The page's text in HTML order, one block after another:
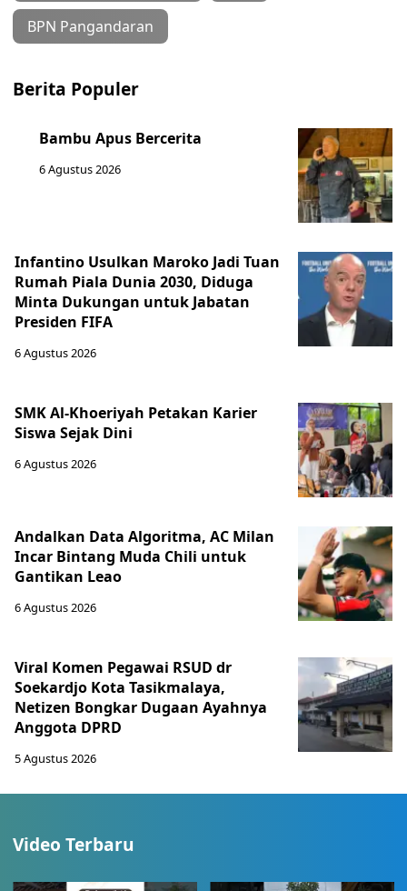
BPN Pangandaran
Berita Populer
Bambu Apus Bercerita
6 Agustus 2026
Infantino Usulkan Maroko Jadi Tuan
Rumah Piala Dunia 2030, Diduga
Minta Dukungan untuk Jabatan
Presiden FIFA
6 Agustus 2026
SMK Al-Khoeriyah Petakan Karier
Siswa Sejak Dini
6 Agustus 2026
Andalkan Data Algoritma, AC Milan
Incar Bintang Muda Chili untuk
Gantikan Leao
6 Agustus 2026
Viral Komen Pegawai RSUD dr
Soekardjo Kota Tasikmalaya,
Netizen Bongkar Dugaan Ayahnya
Anggota DPRD
5 Agustus 2026
Video Terbaru